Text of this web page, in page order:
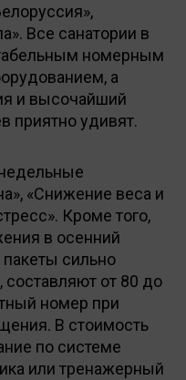
Все санатории в
номерным
а
и высочайший
приятно удивят.
«Снижение веса и
Кроме того,
в осенний
сильно
составляют от 80 до
номер при
В стоимость
по системе
или тренажерный